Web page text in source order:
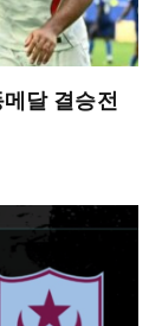
달 결승전